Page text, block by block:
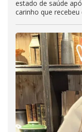
estado de saúde
carinho que recebeu